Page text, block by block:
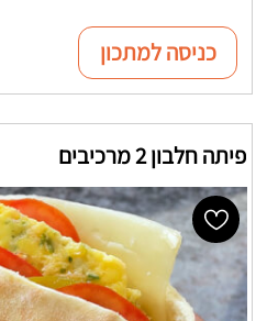
כניסה למתכון
פיתה חלבון 2 מרכיבים